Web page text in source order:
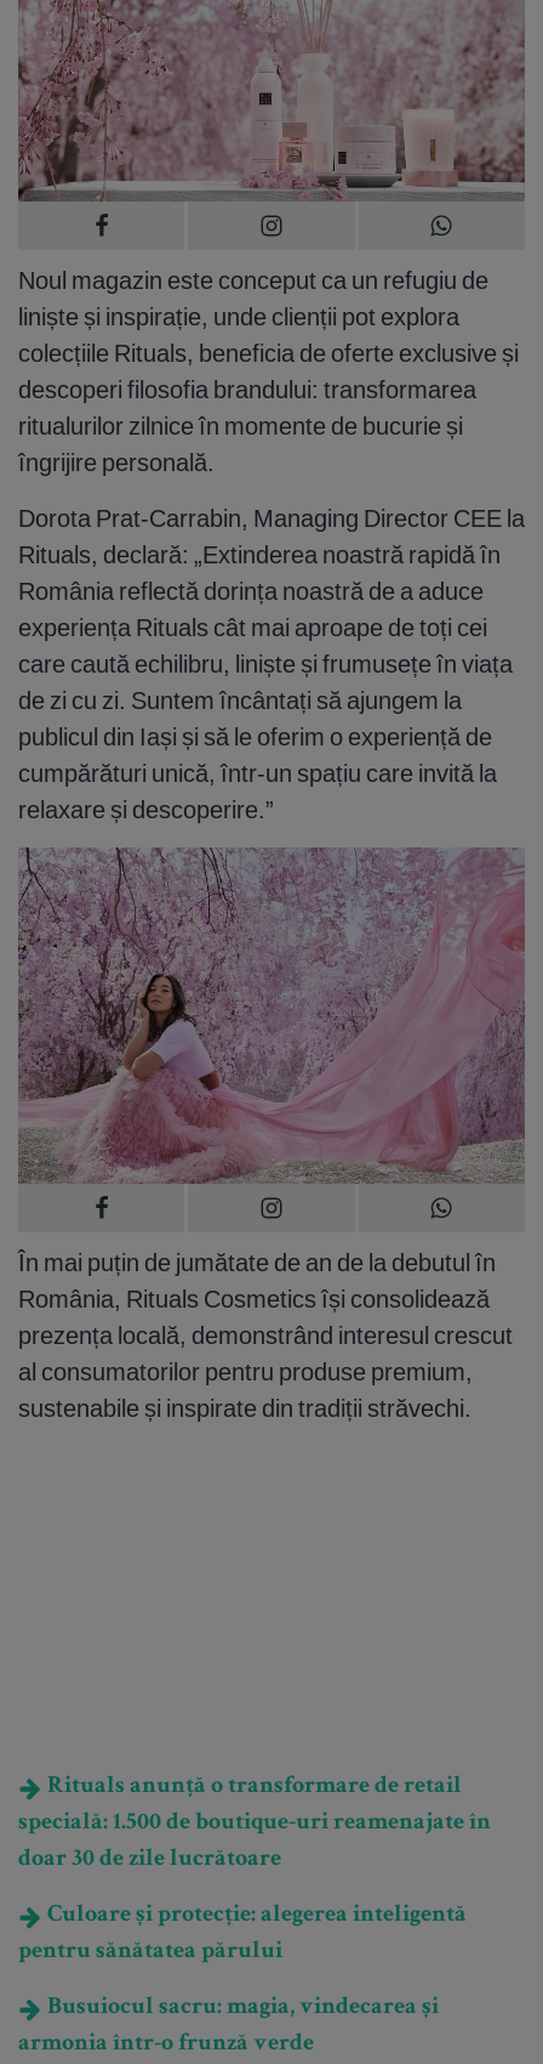
Noul magazin este conceput ca un refugiu de
liniște și inspirație, unde clienții pot explora
colecțiile Rituals, beneficia de oferte exclusive și
descoperi filosofia brandului: transformarea
ritualurilor zilnice în momente de bucurie și
îngrijire personală.
Dorota Prat-Carrabin, Managing Director CEE la
Rituals, declară: „Extinderea noastră rapidă în
România reflectă dorința noastră de a aduce
experiența Rituals cât mai aproape de toți cei
care caută echilibru, liniște și frumusețe în viața
de zi cu zi. Suntem încântați să ajungem la
publicul din Iași și să le oferim o experiență de
cumpărături unică, într-un spațiu care invită la
relaxare și descoperire.”
În mai puțin de jumătate de an de la debutul în
România, Rituals Cosmetics își consolidează
prezența locală, demonstrând interesul crescut
al consumatorilor pentru produse premium,
sustenabile și inspirate din tradiții străvechi.
Rituals anunță o transformare de retail
specială: 1.500 de boutique-uri reamenajate în
doar 30 de zile lucrătoare
Culoare și protecție: alegerea inteligentă
pentru sănătatea părului
Busuiocul sacru: magia, vindecarea și
armonia într-o frunză verde